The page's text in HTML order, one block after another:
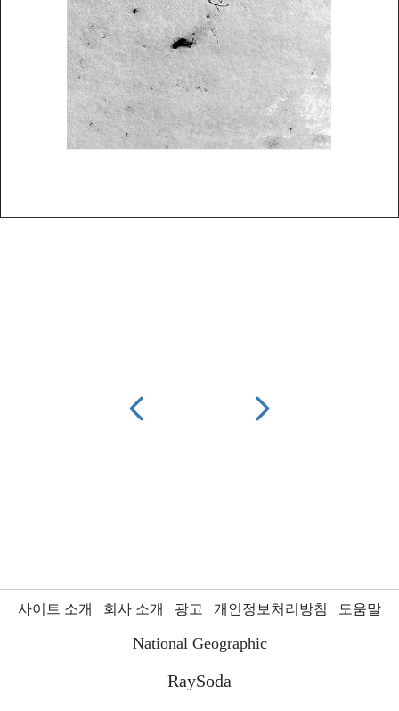
사이트 소개 회사 소개 광고 개인정보처리방침 도움말
National Geographic
RaySoda